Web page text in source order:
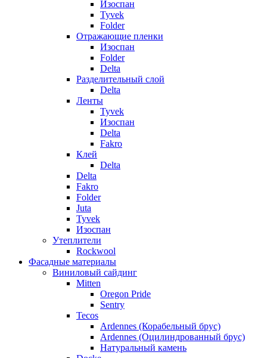
Изоспан
Tyvek
Folder
Отражающие пленки
Изоспан
Folder
Delta
Разделительный слой
Delta
Ленты
Tyvek
Изоспан
Delta
Fakro
Клей
Delta
Delta
Fakro
Folder
Juta
Tyvek
Изоспан
Утеплители
Rockwool
Фасадные материалы
Виниловый сайдинг
Mitten
Oregon Pride
Sentry
Tecos
Ardennes (Корабельный брус)
Ardennes (Оцилиндрованный брус)
Натуральный камень